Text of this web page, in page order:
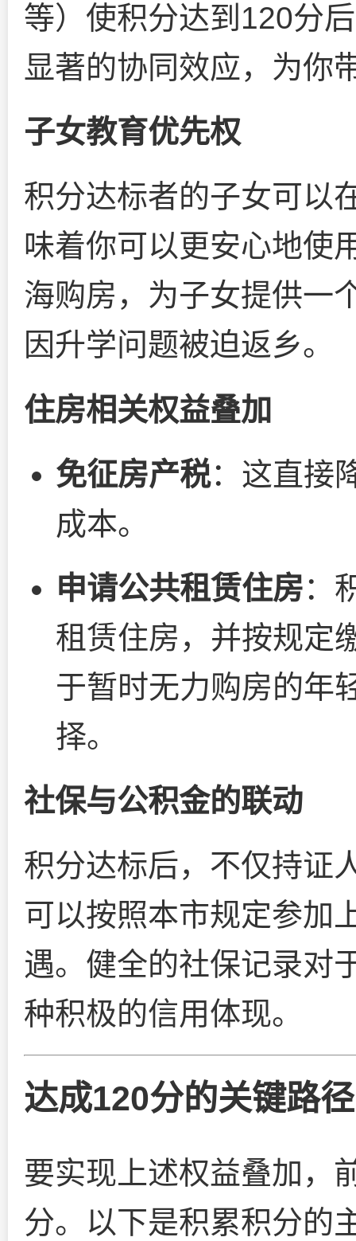
等）使积分达到120分
显著的协同效应，为你
子女教育优先权
积分达标者的子女可以
味着你可以更安心地使
海购房，为子女提供一
因升学问题被迫返乡。
住房相关权益叠加
免征房产税：这直接
成本。
申请公共租赁住房：
租赁住房，并按规定
于暂时无力购房的年
择。
社保与公积金的联动
积分达标后，不仅持证
可以按照本市规定参加
遇。健全的社保记录对
种积极的信用体现。
达成120分的关键路
要实现上述权益叠加，
分。以下是积累积分的